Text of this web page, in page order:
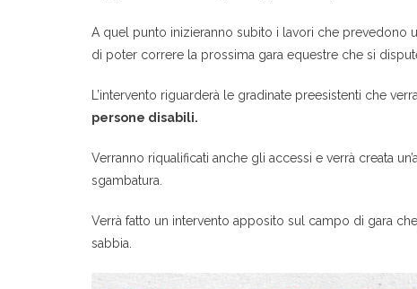
A quel punto inizieranno subito i lavori che prevedono
di poter correre la prossima gara equestre che si
L’intervento riguarderà le gradinate preesistenti che
persone disabili.
Verranno riqualificati anche gli accessi e verrà creata
sgambatura.
Verrà fatto un intervento apposito sul campo di gara
sabbia.